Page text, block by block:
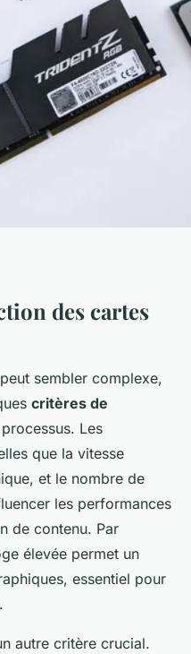
avec le
prix
des cartes
sembler complexe,
critères de
Les
que la vitesse
et le nombre de
les performances
de contenu. Par
élevée permet un
essentiel pour
autre critère crucial.